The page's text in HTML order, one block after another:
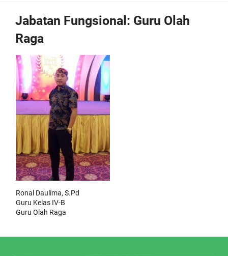
Jabatan Fungsional: Guru Olah
Raga
Ronal Daulima, S.Pd
Guru Kelas IV-B
Guru Olah Raga